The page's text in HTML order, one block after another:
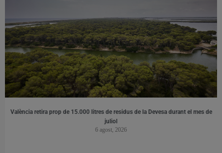
València retira prop de 15.000 litres de residus de la Devesa durant el mes de
juliol
6 agost, 2026